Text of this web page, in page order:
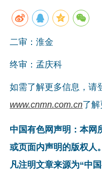
二审：淮金
终审：孟庆科
如需了解更多信息，请
www.cnmn.com.cn了解
中国有色网声明：本网
或页面内声明的版权人。
凡注明文章来源为“中